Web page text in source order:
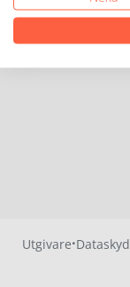
Utgivare·